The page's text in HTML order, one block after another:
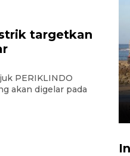
targetkan
PERIKLINDO
akan digelar pada
dan Gubernur
bibit